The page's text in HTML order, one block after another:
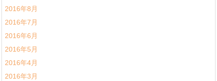
2016年8月
2016年7月
2016年6月
2016年5月
2016年4月
2016年3月